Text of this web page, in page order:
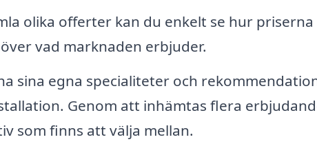
olika offerter kan du enkelt se hur priserna
vad marknaden erbjuder.
sina egna specialiteter och
Genom att inhämtas flera
som finns att välja mellan.